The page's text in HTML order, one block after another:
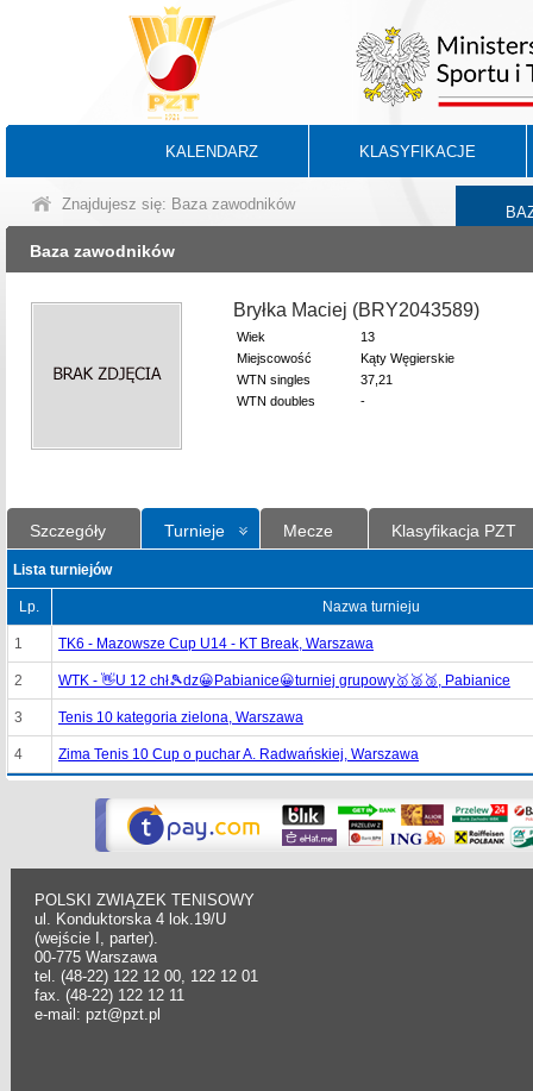
KALENDARZ KLASYFIKACJE
Znajdujesz się: Baza zawodników
Baza zawodników
Bryłka Maciej (BRY2043589)
Wiek
13
Miejscowość
Kąty Węgierskie
WTN singles
37,21
WTN doubles
-
Szczegóły Turnieje Mecze Klasyfikacja PZT
Lista turniejów
Lp. Nazwa turnieju
1 TK6 - Mazowsze Cup U14 - KT Break, Warszawa
2 WTK - 👋U 12 chł🎾dz😀Pabianice😀turniej grupowy🥇🥈🥉, Pabianice
3 Tenis 10 kategoria zielona, Warszawa
4 Zima Tenis 10 Cup o puchar A. Radwańskiej, Warszawa
POLSKI ZWIĄZEK TENISOWY
ul. Konduktorska 4 lok.19/U
(wejście I, parter).
00-775 Warszawa
tel. (48-22) 122 12 00, 122 12 01
fax. (48-22) 122 12 11
e-mail: pzt@pzt.pl